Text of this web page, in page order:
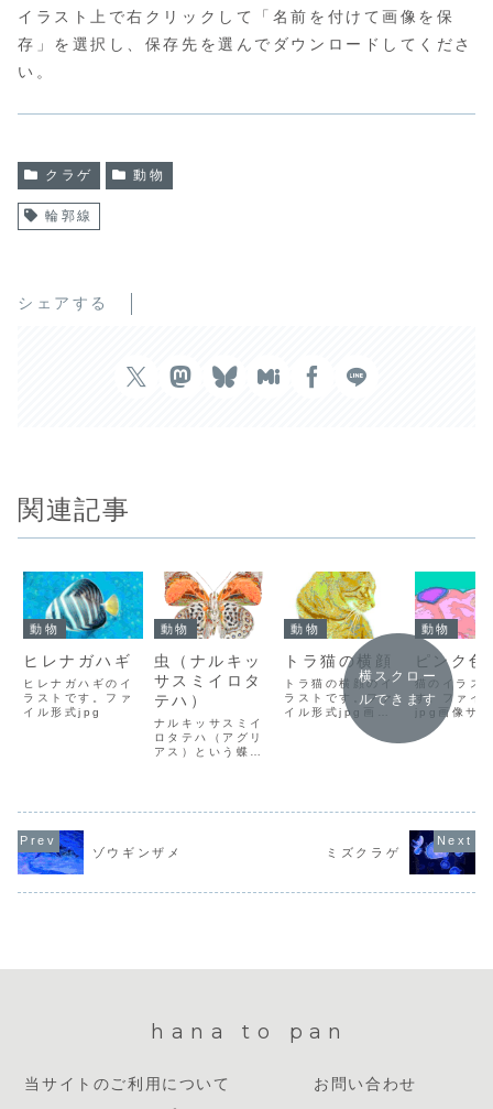
イラスト上で右クリックして「名前を付けて画像を保
存」を選択し、保存先を選んでダウンロードしてくださ
い。
クラゲ 動物
輪郭線
シェアする
関連記事
動物
ヒレナガハギ
ヒレナガハギのイ
ラストです。ファ
イル形式jpg
動物
虫（ナルキッ
サスミイロタ
テハ）
ナルキッサスミイ
ロタテハ（アグリ
アス）という蝶の
動物
トラ猫の横顔
トラ猫の横顔のイ
ラストです。ファ
イル形式jpg画像
サイズw:1500px
h:1500xファイル
けて画像を保存」
ードしてくださ
動物
ピンク色
猫のイラス
す。ファイ
jpg画像サ
w:1500px
h:1000px
付けて画像
存先を選ん
ンロードし
さい。
横スクロー
ルできます
ゾウギンザメ ミズクラゲ
hana to pan
当サイトのご利用について
お問い合わせ